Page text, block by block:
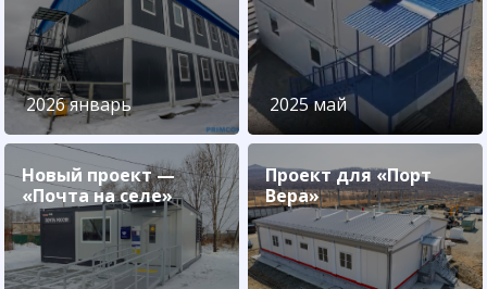
2026 январь 2025 май
Новый проект —
«Почта на селе»
Проект для «Порт
Вера»